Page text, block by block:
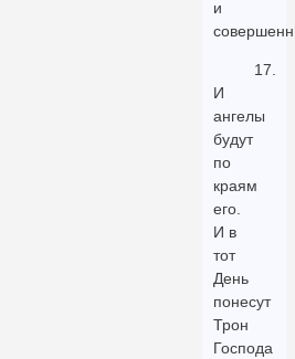
и
17.
И
ангелы
будут
по
краям
его.
И в
тот
День
понесут
Трон
Господа